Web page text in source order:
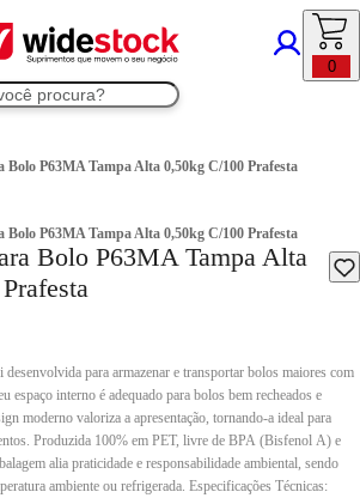
0
Bolo P63MA Tampa Alta 0,50kg C/100 Prafesta
Bolo P63MA Tampa Alta 0,50kg C/100 Prafesta
Bolo P63MA Tampa Alta
para armazenar e transportar bolos maiores com
espaço interno é adequado para bolos bem recheados e
moderno valoriza a apresentação, tornando-a ideal para
Produzida 100% em PET, livre de BPA (Bisfenol A) e
alia praticidade e responsabilidade ambiental, sendo
ambiente ou refrigerada. Especificações Técnicas: